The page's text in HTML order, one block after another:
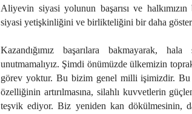
Aliyevin siyasi yolunun başarısı ve
siyasi yetişkinliğini ve birlikteliğini bir daha
Kazandığımız başarılara bakmayarak, hala
unutmamalıyız. Şimdi önümüzde ülkemizin
görev yoktur. Bu bizim genel milli işimizdir.
özelliğinin artırılmasına, silahlı kuvvetlerin
teşvik ediyor. Biz yeniden kan dökülmesinin,